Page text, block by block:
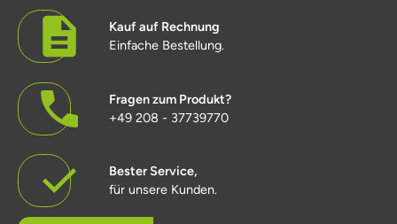
Kauf auf Rechnung
Einfache Bestellung.
Fragen zum Produkt?
+49 208 - 37739770
Bester Service,
für unsere Kunden.